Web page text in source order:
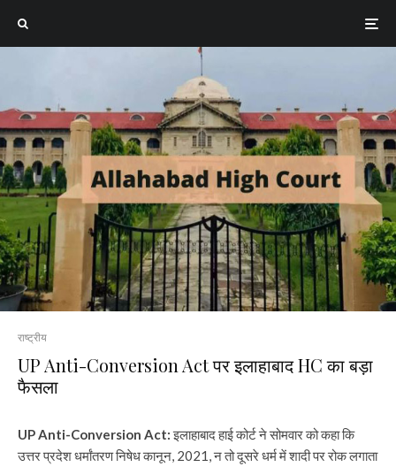
राष्ट्रीय
UP Anti-Conversion Act पर इलाहाबाद HC का बड़ा
फैसला
UP Anti-Conversion Act:इलाहाबाद हाई कोर्ट ने सोमवार को कहा कि
उत्तर प्रदेश धर्मांतरण निषेध कानून, 2021, न तो दूसरे धर्म में शादी पर रोक लगाता